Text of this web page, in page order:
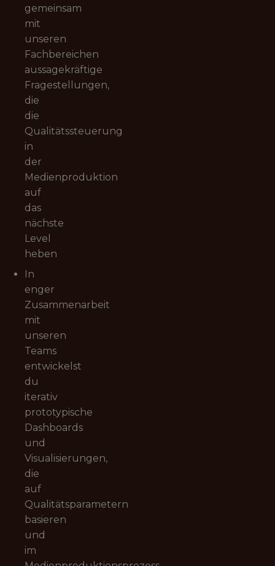
gemeinsam
mit
unseren
Fachbereichen
aussagekräftige
Fragestellungen,
die
die
Qualitätssteuerung
in
der
Medienproduktion
auf
das
nächste
Level
heben
In
enger
Zusammenarbeit
mit
unseren
Teams
entwickelst
du
iterativ
prototypische
Dashboards
und
Visualisierungen,
die
auf
Qualitätsparametern
basieren
und
im